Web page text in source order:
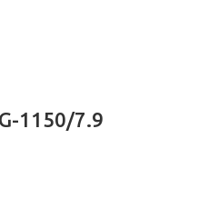
1150/7.9